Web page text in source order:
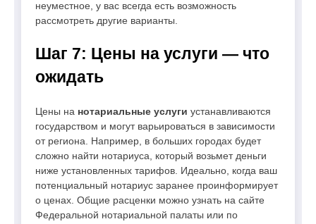
неуместное, у вас всегда есть возможность
рассмотреть другие варианты.
Шаг 7: Цены на услуги — что
ожидать
Цены на нотариальные услуги устанавливаются
государством и могут варьироваться в зависимости
от региона. Например, в больших городах будет
сложно найти нотариуса, который возьмет деньги
ниже установленных тарифов. Идеально, когда ваш
потенциальный нотариус заранее проинформирует
о ценах. Общие расценки можно узнать на сайте
Федеральной нотариальной палаты или по